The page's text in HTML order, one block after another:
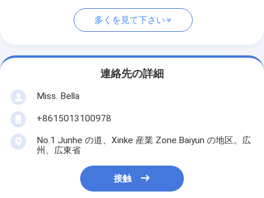
多くを見て下さい
連絡先の詳細
Miss. Bella
+8615013100978
No.1 Junhe の道、Xinke 産業 Zone.Baiyun の地区。広
州、広東省
接触